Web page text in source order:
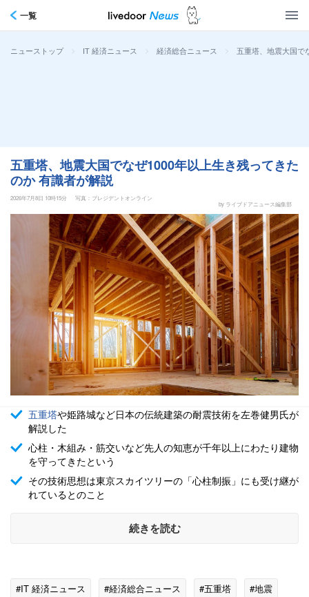
一覧
ニューストップ > IT 経済ニュース > 経済総合ニュース > 五重塔、地震大国で
五重塔、地震大国でなぜ1000年以上生き残ってきた
のか 有識者が解説
2026年7月8日 10時15分
写真：プレジデントオンライン
by ライブドアニュース編集部
五重塔や姫路城など日本の伝統建築の耐震技術を左巻健男氏が
解説した
心柱・木組み・筋交いなど先人の知恵が千年以上にわたり建物
を守ってきたという
その技術思想は東京スカイツリーの「心柱制振」にも受け継が
れているとのこと
続きを読む
#IT 経済ニュース #経済総合ニュース #五重塔
#地震